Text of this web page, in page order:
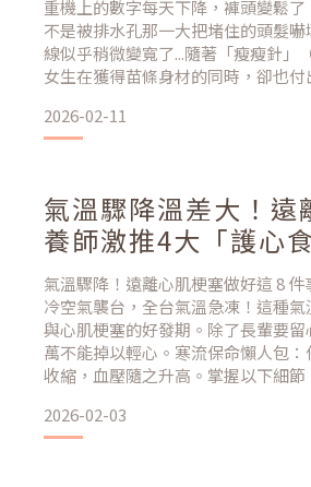
重機上的數字每天下降，褲頭變鬆
不是被排水孔那一大把堵住的頭髮
線似乎稍微變寬了...隨著「瘦瘦針」
女生在獲得苗條身材的同時，卻也
營養，失去的頭髮是長得回來的！為
2026-02-11
氣溫驟降溫差大！遠
養師激推4大「護心食
氣溫驟降！遠離心肌梗塞做好這 8
冷空氣襲台，全台氣溫急凍！這種
與心肌梗塞的好發期。除了長輩要
萬不能掉以輕心。寒流保命懶人包
收縮，血壓隨之升高。掌握以下細
2. 起床採取「慢動作」： 醒來後別立
2026-02-03